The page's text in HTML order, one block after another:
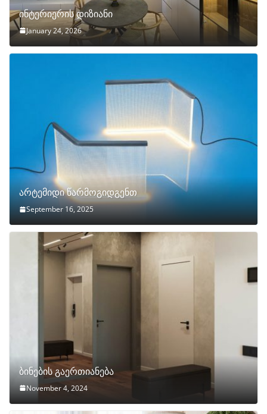
ინტერიერის დიზიანი
January 24, 2026
არტემიდი წარმოგიდგენთ
September 16, 2025
ბინების გაერთიანება
November 4, 2024